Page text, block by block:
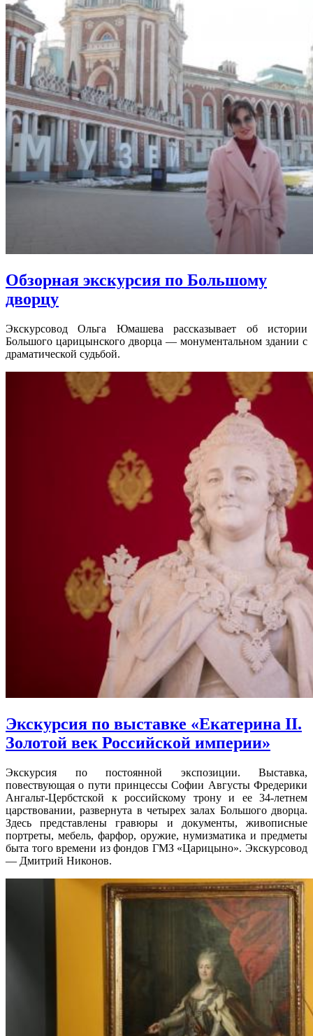
Обзорная экскурсия по Большому
дворцу
Экскурсовод Ольга Юмашева рассказывает об истории
Большого царицынского дворца — монументальном здании с
драматической судьбой.
Экскурсия по выставке «Екатерина II.
Золотой век Российской империи»
Экскурсия по постоянной экспозиции. Выставка,
повествующая о пути принцессы Софии Августы Фредерики
Ангальт-Цербстской к российскому трону и ее 34-летнем
царствовании, развернута в четырех залах Большого дворца.
Здесь представлены гравюры и документы, живописные
портреты, мебель, фарфор, оружие, нумизматика и предметы
быта того времени из фондов ГМЗ «Царицыно». Экскурсовод
— Дмитрий Никонов.